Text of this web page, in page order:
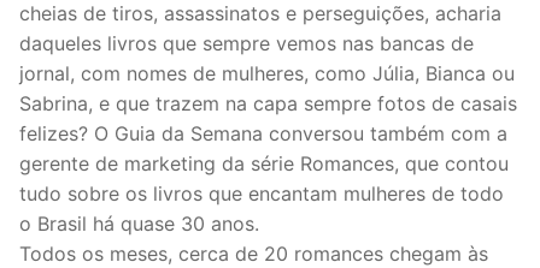
cheias de tiros, assassinatos e perseguições, acharia
daqueles livros que sempre vemos nas bancas de
jornal, com nomes de mulheres, como Júlia, Bianca ou
Sabrina, e que trazem na capa sempre fotos de casais
felizes? O Guia da Semana conversou também com a
gerente de marketing da série Romances, que contou
tudo sobre os livros que encantam mulheres de todo
o Brasil há quase 30 anos.
Todos os meses, cerca de 20 romances chegam às